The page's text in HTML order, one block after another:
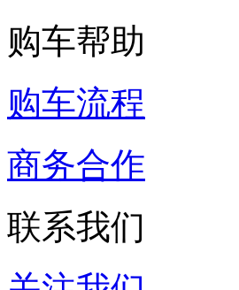
购车帮助
购车流程
商务合作
联系我们